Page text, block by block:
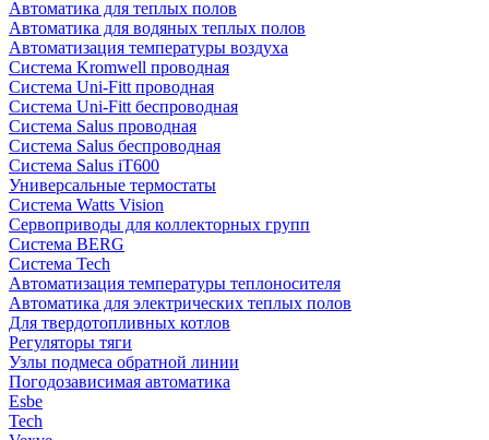
Автоматика для теплых полов
Автоматика для водяных теплых полов
Автоматизация температуры воздуха
Система Kromwell проводная
Система Uni-Fitt проводная
Система Uni-Fitt беспроводная
Система Salus проводная
Система Salus беспроводная
Система Salus iT600
Универсальные термостаты
Система Watts Vision
Сервоприводы для коллекторных групп
Система BERG
Система Tech
Автоматизация температуры теплоносителя
Автоматика для электрических теплых полов
Для твердотопливных котлов
Регуляторы тяги
Узлы подмеса обратной линии
Погодозависимая автоматика
Esbe
Tech